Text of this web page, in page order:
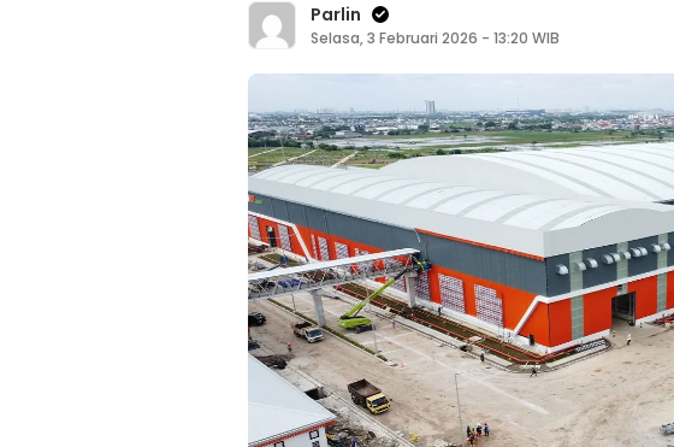
Parlin
Selasa, 3 Februari 2026 - 13:20 WIB